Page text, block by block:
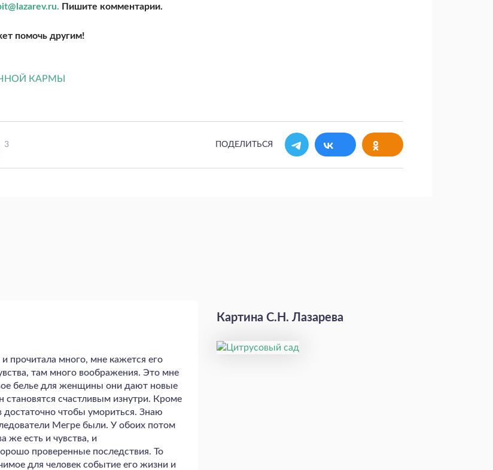
Пишите комментарии.
помочь другим!
3 ПОДЕЛИТЬСЯ
прочитала много, мне кажется его
там много воображения. Это мне
белье для женщины они дают новые
счастливым изнутри. Кроме
достаточно чтобы умориться. Знаю
Мегре были. У обоих потом
же есть и чувства, и
проверенные последствия. То
для человек событие его жизни и
Картина С.Н. Лазарева